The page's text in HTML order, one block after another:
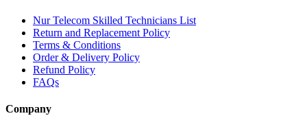
Nur Telecom Skilled Technicians List
Return and Replacement Policy
Terms & Conditions
Order & Delivery Policy
Refund Policy
FAQs
Company